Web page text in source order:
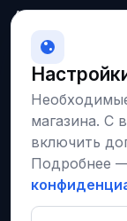
Аксессуары
Двигатели
МКПП
Гарантия
Соцсети и
магазина. С
включить
Подробнее